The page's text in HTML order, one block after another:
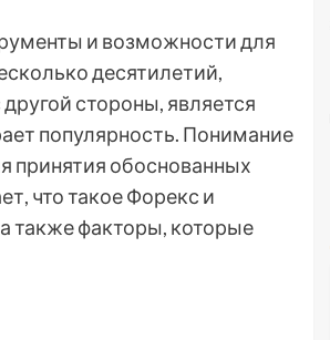
и возможности для
десятилетий,
стороны, является
популярность. Понимание
принятия обоснованных
что такое Форекс и
также факторы, которые